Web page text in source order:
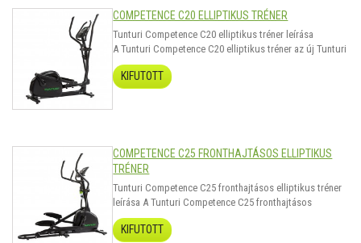
COMPETENCE C20 ELLIPTIKUS TRÉNER
Tunturi Competence C20 elliptikus tréner leírása
A Tunturi Competence C20 elliptikus tréner az új Tunturi
Competence sorozat beveztő modellje. Sportos
kijelzővel és bruttó kb 8-10kg-os lendkerékkel látták el.
Az ellipszis lendítő tömege 28kg, mely ne tévesszen meg
KIFUTOTT
COMPETENCE C25 FRONTHAJTÁSOS ELLIPTIKUS
TRÉNER
Tunturi Competence C25 fronthajtásos elliptikus tréner
leírása A Tunturi Competence C25 fronthajtásos
elliptikus tréner az új Tunturi Competence sorozat
beveztő modellje az első lendkerekes kategóriában.
KIFUTOTT